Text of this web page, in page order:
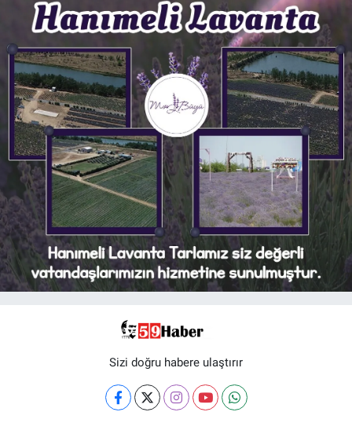
Sizi doğru habere ulaştırır